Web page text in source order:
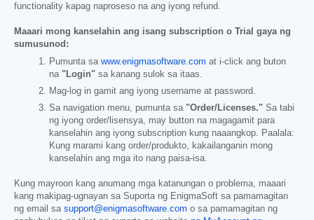
functionality kapag naproseso na ang iyong refund.
Maaari mong kanselahin ang isang subscription o Trial gaya ng
sumusunod:
Pumunta sa www.enigmasoftware.com at i-click ang buton
na "Login" sa kanang sulok sa itaas.
Mag-log in gamit ang iyong username at password.
Sa navigation menu, pumunta sa "Order/Licenses." Sa tabi
ng iyong order/lisensya, may button na magagamit para
kanselahin ang iyong subscription kung naaangkop. Paalala:
Kung marami kang order/produkto, kakailanganin mong
kanselahin ang mga ito nang paisa-isa.
Kung mayroon kang anumang mga katanungan o problema, maaari
kang makipag-ugnayan sa Suporta ng EnigmaSoft sa pamamagitan
ng email sa support@enigmasoftware.com o sa pamamagitan ng